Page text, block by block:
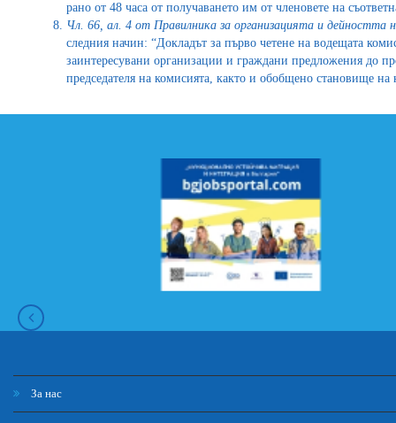
рано от 48 часа от получаването им от членовете на
Чл. 66, ал. 4 от Правилника за организацията и дейността
следния начин: “Докладът за първо четене на водещата
заинтересувани организации и граждани предложения до
председателя на комисията, както и обобщено становище на
За нас